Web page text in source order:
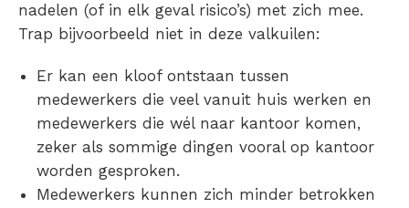
nadelen (of in elk geval risico’s) met zich mee.
Trap bijvoorbeeld niet in deze valkuilen:
Er kan een kloof ontstaan tussen
medewerkers die veel vanuit huis werken en
medewerkers die wél naar kantoor komen,
zeker als sommige dingen vooral op kantoor
worden gesproken.
Medewerkers kunnen zich minder betrokken